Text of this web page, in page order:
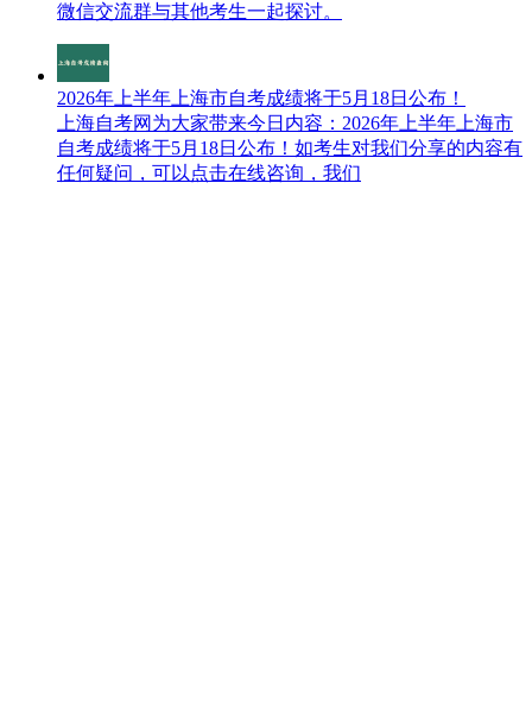
微信交流群与其他考生一起探讨。
2026年上半年上海市自考成绩将于5月18日公布！
上海自考网为大家带来今日内容：2026年上半年上海市
自考成绩将于5月18日公布！如考生对我们分享的内容有
任何疑问，可以点击在线咨询，我们